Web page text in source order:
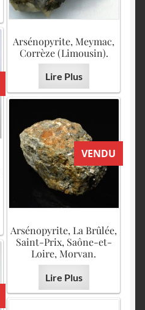
Arsénopyrite, Meymac,
Corrèze (Limousin).
Lire Plus
VENDU
Arsénopyrite, La Brûlée,
Saint-Prix, Saône-et-
Loire, Morvan.
Lire Plus